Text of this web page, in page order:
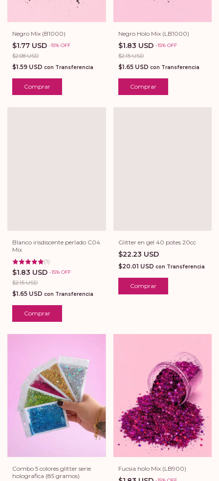
Negro Mix (B1000)
$1.77 USD -15% OFF
$2.08 USD
$1.59 USD con Transferencia
Comprar
Negro Holo Mix (LB1000)
$1.83 USD -15% OFF
$2.15 USD
$1.65 USD con Transferencia
Comprar
Blanco irisdiscente perlado C04
Mix
(1)
$1.83 USD -15% OFF
$2.15 USD
$1.65 USD con Transferencia
Comprar
Glitter en gel 40 potes 20cc
$22.23 USD
$20.01 USD con Transferencia
Combo 5 colores glitter serie
holografica (85 gramos)
Fucsia holo Mix (LB900)